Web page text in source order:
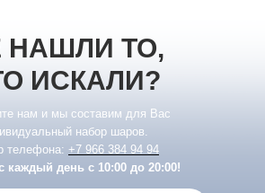
НАШЛИ ТО,
ИСКАЛИ?
нам и мы составим для Вас
набор шаров.
телефона: +7 966 384 94 94
каждый день с 10:00 до 20:00!